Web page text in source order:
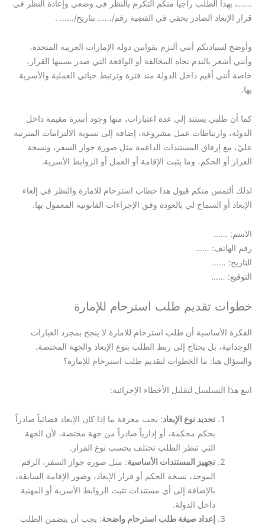
……، بهذا الطلب راجياً منكم التكرم بالنظر في وضعي وإعادة النظر في
قرار الإبعاد الصادر بحقي في القضية رقم/…… بتاريخ/…… .
وأوضح لسيادتكم أنني ألتزم بقوانين دولة الإمارات العربية المتحدة،
وأنني أشعر بالندم تجاه المخالفة أو الواقعة التي صدر بسببها القرار،
خاصة أنني أقيم داخل الدولة منذ فترة وترتبط حياتي العملية والأسرية
بها.
كما أن طلبي يستند إلى عدة اعتبارات، منها وجود أسرة مقيمة داخل
الدولة، وارتباطات عمل مشروعة، إضافة إلى تسوية الالتزامات المترتبة
عليّ، مع إرفاق المستندات الداعمة مثل صورة جواز السفر، ونسخة
القرار أو الحكم، وما يثبت الإقامة أو العمل أو الروابط الأسرية.
لذلك ألتمس منكم قبول هذا خطاب استرحام للامارة والنظر في إلغاء
الإبعاد أو السماح لي بالعودة وفق الإجراءات القانونية المعمول بها.
الاسم: ……
رقم الهاتف: ……
التاريخ: ……
التوقيع: ……
خطوات تقديم طلب استرحام للإمارة
الفكرة الأساسية أن طلب استرحام للامارة لا ينجح بمجرد العبارات
الوجدانية، بل يحتاج إلى ربط الطلب بنوع الإبعاد والجهة المختصة.
والسؤال هنا: ما الخطوات لتقديم طلب استرحام للإمارة؟
اتبع هذا التسلسل لتقليل الأخطاء الإجرائية:
تحديد نوع الإبعاد: يجب معرفة ما إذا كان الإبعاد قضائياً صادراً
بحكم محكمة، أو إدارياً صادراً من جهة مختصة، لأن الجهة
التي تنظر الطلب تختلف بحسب نوع القرار.
تجهيز المستندات الأساسية: مثل صورة جواز السفر، الرقم
الموحد، نسخة الحكم أو قرار الإبعاد، وصور الإقامة السابقة،
بالإضافة إلى أي مستندات تثبت الروابط الأسرية أو المهنية
داخل الدولة.
إعداد صيغة طلب استرحام واضحة: يجب أن يتضمن الطلب